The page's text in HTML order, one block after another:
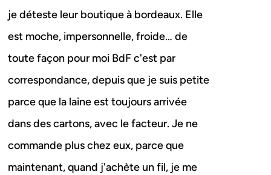
je déteste leur boutique à bordeaux. Elle
est moche, impersonnelle, froide… de
toute façon pour moi BdF c'est par
correspondance, depuis que je suis petite
parce que la laine est toujours arrivée
dans des cartons, avec le facteur. Je ne
commande plus chez eux, parce que
maintenant, quand j'achète un fil, je me